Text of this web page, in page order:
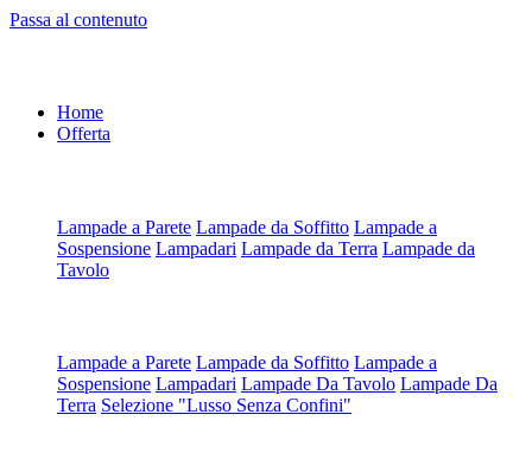
Passa al contenuto
Home
Offerta
Lampade a Parete Lampade da Soffitto Lampade a
Sospensione Lampadari Lampade da Terra Lampade da
Tavolo
Lampade a Parete Lampade da Soffitto Lampade a
Sospensione Lampadari Lampade Da Tavolo Lampade Da
Terra Selezione "Lusso Senza Confini"